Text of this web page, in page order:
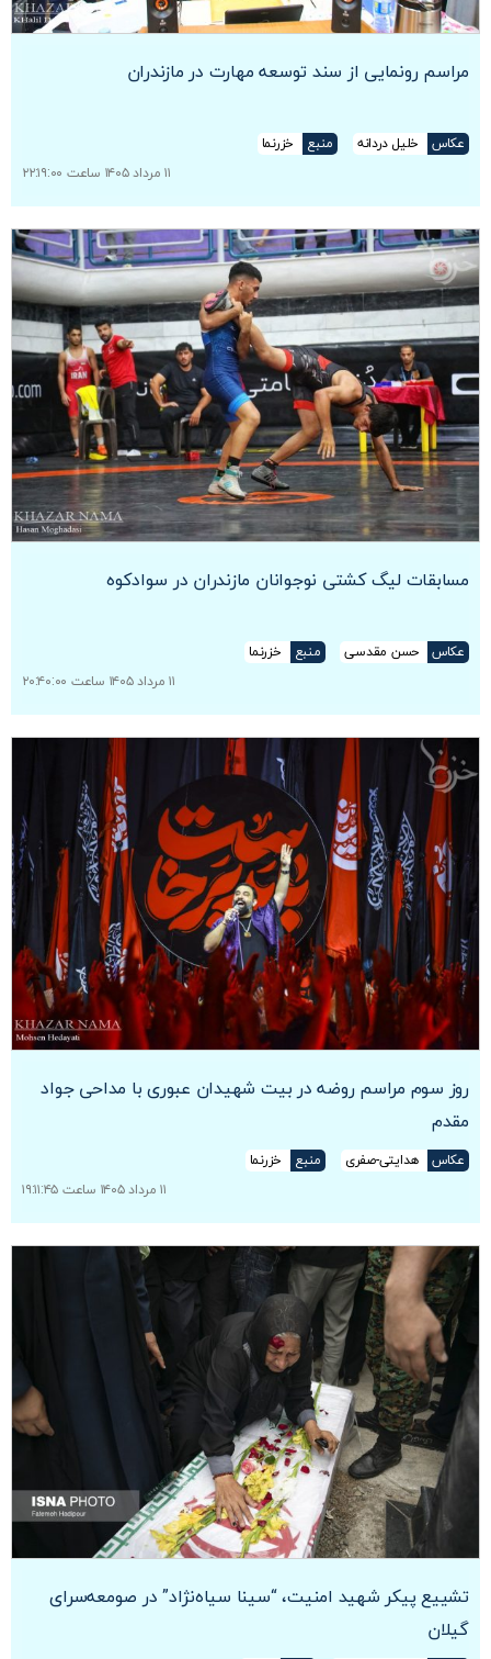
مراسم رونمایی از سند توسعه مهارت در مازندران
عکاس خلیل دردانه منبع
خزرنما
۱۱ مرداد ۱۴۰۵ ساعت ۲۲:۱۹:۰۰
مسابقات لیگ کشتی نوجوانان مازندران در سوادکوه
عکاس حسن مقدسی منبع
خزرنما
۱۱ مرداد ۱۴۰۵ ساعت ۲۰:۴۰:۰۰
روز سوم مراسم روضه در بیت شهیدان عبوری با مداحی جواد
مقدم
عکاس هدایتی-صفری منبع
خزرنما
۱۱ مرداد ۱۴۰۵ ساعت ۱۹:۱۱:۴۵
تشییع پیکر شهید امنیت، “سینا سیاه‌نژاد” در صومعه‌سرای
گیلان